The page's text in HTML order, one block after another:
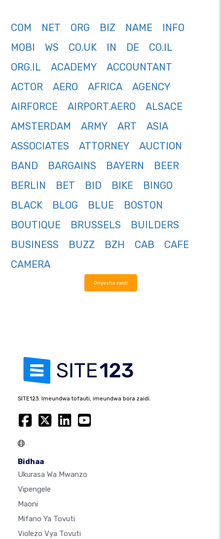
COM NET ORG BIZ NAME
INFO
MOBI
WS CO.UK IN DE
CO.IL
ORG.IL
ACADEMY
ACCOUNTANT
ACTOR
AERO AFRICA
AGENCY
AIRFORCE
AIRPORT.AERO
ALSACE
AMSTERDAM
ARMY ART
ASIA
ASSOCIATES
ATTORNEY
AUCTION
BAND
BARGAINS BAYERN
BEER
BERLIN
BET BID BIKE
BINGO
BLACK
BLOG BLUE
BOSTON
BOUTIQUE
BRUSSELS
BUILDERS
BUSINESS
BUZZ BZH CAB
CAFE
CAMERA
Onyesha zaidi
SITE123: Imeundwa tofauti, imeundwa bora zaidi.
Bidhaa
Ukurasa Wa Mwanzo
Vipengele
Maoni
Mifano Ya Tovuti
Violezo Vya Tovuti